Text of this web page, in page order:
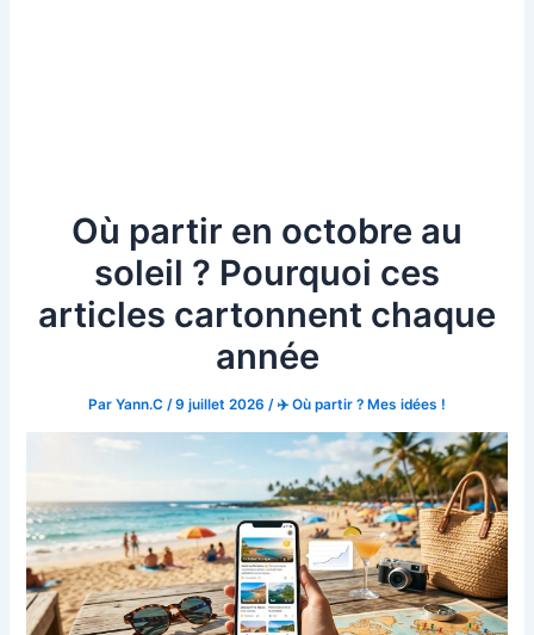
Où partir en octobre au
soleil ? Pourquoi ces
articles cartonnent chaque
année
Par Yann.C /9 juillet 2026 / ✈️ Où partir ? Mes idées !